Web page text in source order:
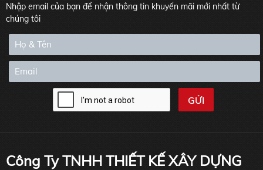
Nhập email của bạn để nhận thông tin khuyến mãi mới nhất từ
chúng tôi
Công Ty TNHH THIẾT KẾ XÂY DỰNG